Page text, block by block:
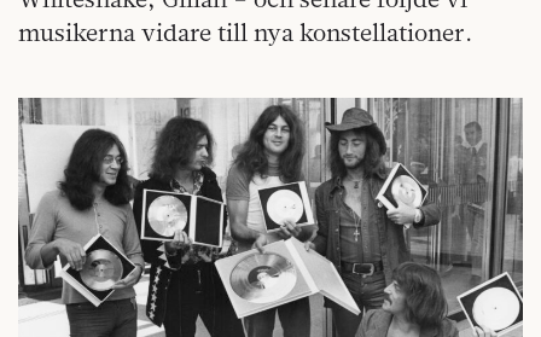
musikerna vidare till nya konstellationer.